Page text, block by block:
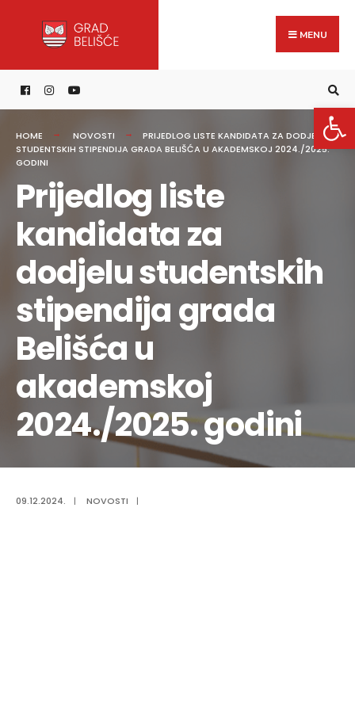
content
MENU
HOME NOVOSTI
PRIJEDLOG LISTE KANDIDATA ZA DODJELU
STUDENTSKIH STIPENDIJA GRADA BELIŠĆA U AKADEMSKOJ 2024./2025.
GODINI
Prijedlog liste
kandidata za
dodjelu studentskih
stipendija grada
Belišća u
akademskoj
2024./2025. godini
09.12.2024. | NOVOSTI |
for: